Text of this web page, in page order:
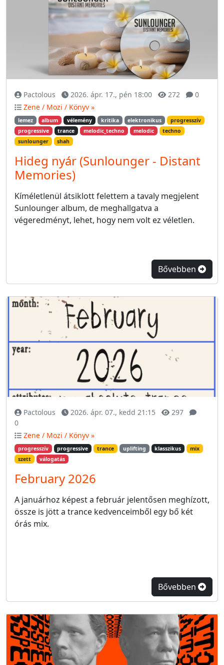
Pactolous 2026. ápr. 17., pén 18:00 272
0
Zene / Mozi / Könyv »
lemez album vélemény kritika elektronikus
progresszív
progressive
trance melodic_techno melodic
techno
sunlounger
shah
Hideg nyár (Sunlounger - Distant
Memories)
Kíméletlenül átsiklott felettem a tavaly megjelent
Sunlounger album, de meghallgatva a
végeredményt, lehet, hogy nem volt ez véletlen.
Bővebben
Pactolous 2026. ápr. 07., kedd 21:15
297
0
Zene / Mozi / Könyv »
progresszív progressive trance uplifting klasszikus
mix
szett
válogatás
February 2026
A januárhoz képest a február jelentősen meghízott,
össze is jött a trance kedvenceimből egy bő két
órás mix.
Bővebben